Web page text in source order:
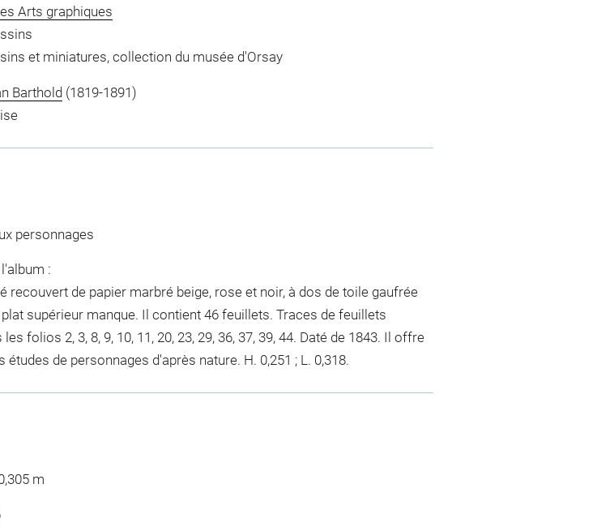
Arts graphiques
et miniatures, collection du musée d'Orsay
Barthold(1819-1891)
personnages
:
recouvert de papier marbré beige, rose et noir, à dos de toile gaufrée
supérieur manque. Il contient 46 feuillets. Traces de feuillets
folios 2, 3, 8, 9, 10, 11, 20, 23, 29, 36, 37, 39, 44. Daté de 1843. Il offre
études de personnages d'après nature. H. 0,251 ; L. 0,318.
m